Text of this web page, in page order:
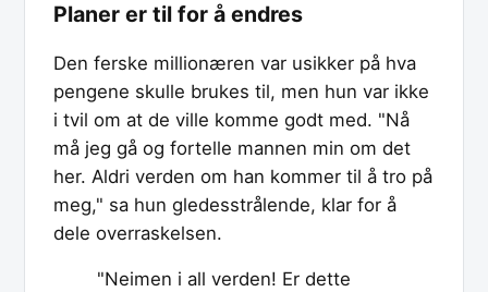
Planer er til for å endres
Den ferske millionæren var usikker på hva
pengene skulle brukes til, men hun var ikke
i tvil om at de ville komme godt med. "Nå
må jeg gå og fortelle mannen min om det
her. Aldri verden om han kommer til å tro på
meg," sa hun gledesstrålende, klar for å
dele overraskelsen.
"Neimen i all verden! Er dette